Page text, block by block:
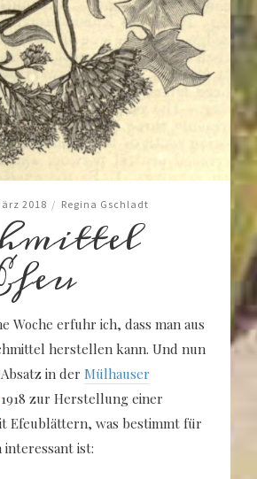
2018 / Regina Gschladt
Woche erfuhr ich, dass man aus
herstellen kann. Und nun
in der Mülhauser
1918 zur Herstellung einer
Efeublättern, was bestimmt für
interessant ist: